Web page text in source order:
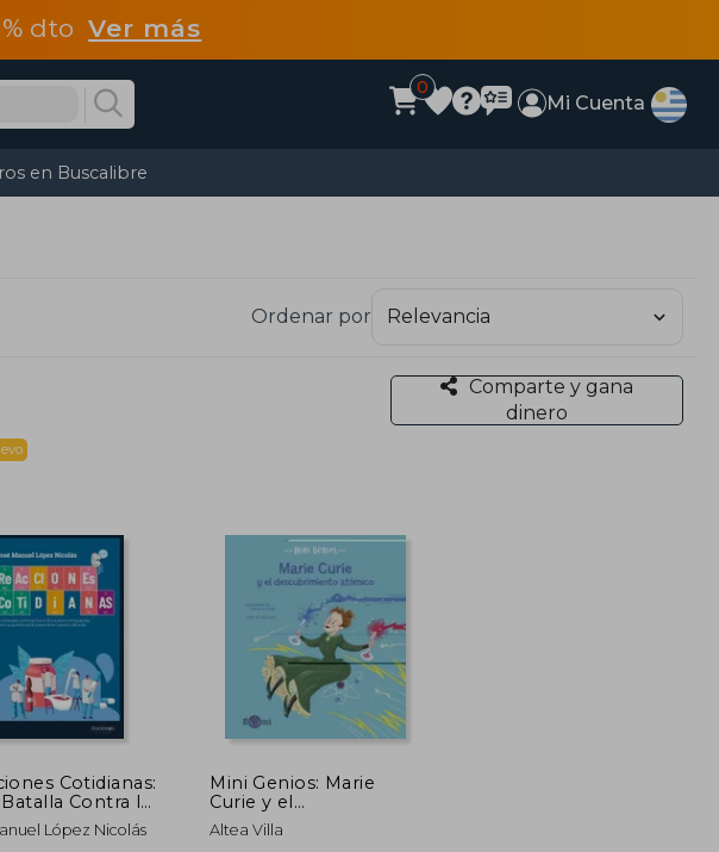
dtoVer más
0
Mi Cuenta
en Buscalibre
Ordenar por
Comparte y gana
dinero
Cotidianas:
Contra la
a la Leche
Como la
López Nicolás
Mini Genios: Marie
Curie y el
Descubrimiento
Atómico
Altea Villa